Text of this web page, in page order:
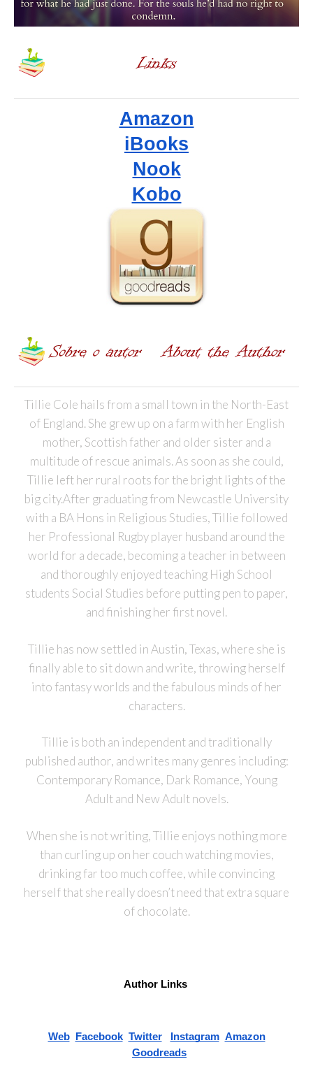
Amazon
iBooks
Nook
Kobo
Tillie Cole hails from a small town in the North-East
of England. She grew up on a farm with her English
mother, Scottish father and older sister and a
multitude of rescue animals. As soon as she could,
Tillie left her rural roots for the bright lights of the
big city.After graduating from Newcastle University
with a BA Hons in Religious Studies, Tillie followed
her Professional Rugby player husband around the
world for a decade, becoming a teacher in between
and thoroughly enjoyed teaching High School
students Social Studies before putting pen to paper,
and finishing her first novel.
Tillie has now settled in Austin, Texas, where she is
finally able to sit down and write, throwing herself
into fantasy worlds and the fabulous minds of her
characters.
Tillie is both an independent and traditionally
published author, and writes many genres including:
Contemporary Romance, Dark Romance, Young
Adult and New Adult novels.
When she is not writing, Tillie enjoys nothing more
than curling up on her couch watching movies,
drinking far too much coffee, while convincing
herself that she really doesn’t need that extra square
of chocolate.
Author Links
Web Facebook Twitter Instagram Amazon
Goodreads